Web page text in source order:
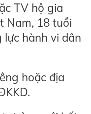
TV hộ gia
Nam, 18 tuổi
hành vi dân
hoặc địa